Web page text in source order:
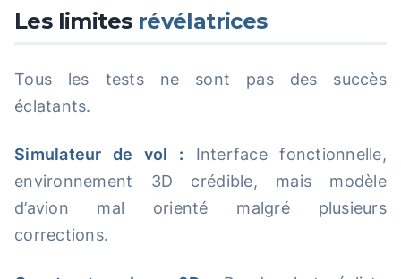
Les limites révélatrices
Tous les tests ne sont pas des succès
éclatants.
Simulateur de vol : Interface fonctionnelle,
environnement 3D crédible, mais modèle
d’avion mal orienté malgré plusieurs
corrections.